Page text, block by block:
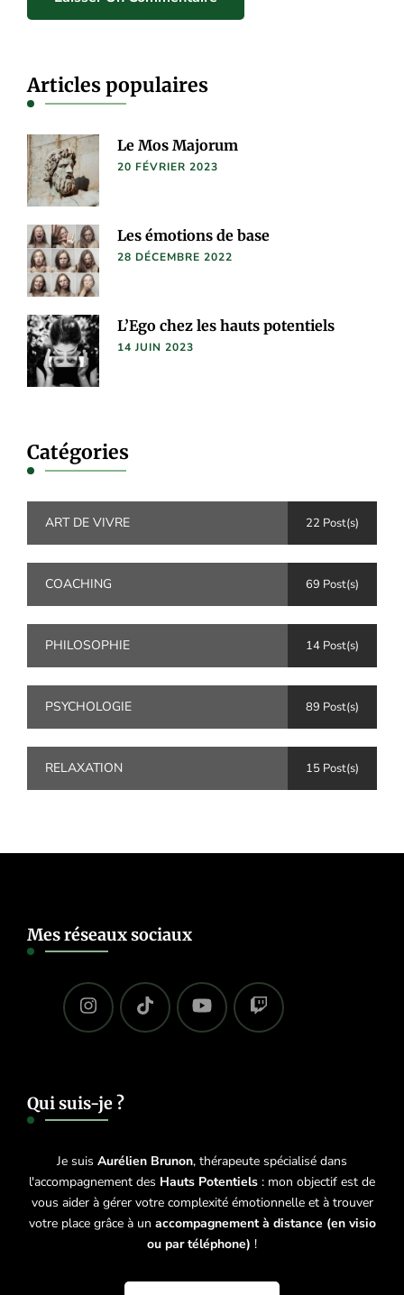
Articles populaires
Le Mos Majorum
20 FÉVRIER 2023
Les émotions de base
28 DÉCEMBRE 2022
L’Ego chez les hauts potentiels
14 JUIN 2023
Catégories
ART DE VIVRE 22 Post(s)
COACHING 69 Post(s)
PHILOSOPHIE 14 Post(s)
PSYCHOLOGIE 89 Post(s)
RELAXATION 15 Post(s)
Mes réseaux sociaux
Qui suis-je ?
Je suis Aurélien Brunon, thérapeute spécialisé dans
l'accompagnement des Hauts Potentiels : mon objectif est de
vous aider à gérer votre complexité émotionnelle et à trouver
votre place grâce à un accompagnement à distance (en visio
ou par téléphone) !